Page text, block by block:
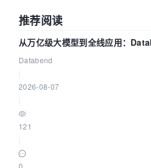
推荐阅读
从万亿级大模型到全线应用：
企业构建全链路 Trace 数据管道
Databend
2026-08-07
121